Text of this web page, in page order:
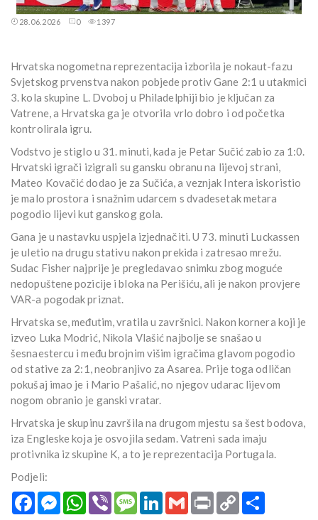
28.06.2026 0 1397
Hrvatska nogometna reprezentacija izborila je nokaut-fazu
Svjetskog prvenstva nakon pobjede protiv Gane 2:1 u utakmici
3. kola skupine L. Dvoboj u Philadelphiji bio je ključan za
Vatrene, a Hrvatska ga je otvorila vrlo dobro i od početka
kontrolirala igru.
Vodstvo je stiglo u 31. minuti, kada je Petar Sučić zabio za 1:0.
Hrvatski igrači izigrali su gansku obranu na lijevoj strani,
Mateo Kovačić dodao je za Sučića, a veznjak Intera iskoristio
je malo prostora i snažnim udarcem s dvadesetak metara
pogodio lijevi kut ganskog gola.
Gana je u nastavku uspjela izjednačiti. U 73. minuti Luckassen
je uletio na drugu stativu nakon prekida i zatresao mrežu.
Sudac Fisher najprije je pregledavao snimku zbog moguće
nedopuštene pozicije i bloka na Perišiću, ali je nakon provjere
VAR-a pogodak priznat.
Hrvatska se, međutim, vratila u završnici. Nakon kornera koji je
izveo Luka Modrić, Nikola Vlašić najbolje se snašao u
šesnaestercu i među brojnim višim igračima glavom pogodio
od stative za 2:1, neobranjivo za Asarea. Prije toga odličan
pokušaj imao je i Mario Pašalić, no njegov udarac lijevom
nogom obranio je ganski vratar.
Hrvatska je skupinu završila na drugom mjestu sa šest bodova,
iza Engleske koja je osvojila sedam. Vatreni sada imaju
protivnika iz skupine K, a to je reprezentacija Portugala.
Podjeli:
FacebookMessengerWhatsApp
Viber MessageLinkedInGmail Print Copy
Link